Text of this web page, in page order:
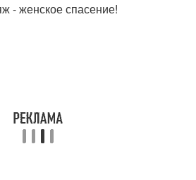
- женское спасение!